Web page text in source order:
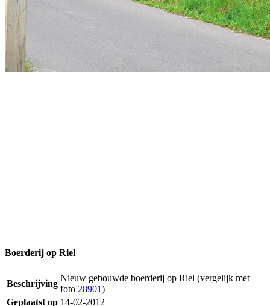
Boerderij op Riel
Beschrijving
Nieuw gebouwde boerderij op Riel (vergelijk met
foto 28901)
Geplaatst op 14-02-2012